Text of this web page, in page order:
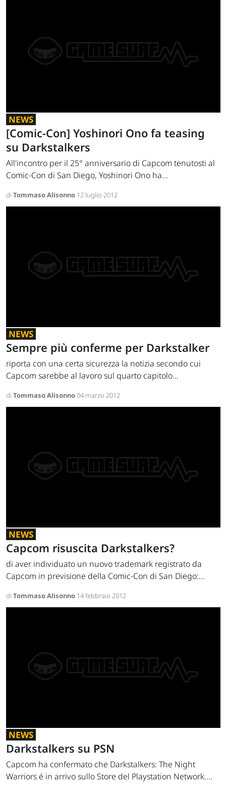
NEWS
[Comic-Con] Yoshinori Ono fa teasing
su Darkstalkers
All'incontro per il 25° anniversario di Capcom tenutosti al
Comic-Con di San Diego, Yoshinori Ono ha...
di Tommaso Alisonno 12 luglio 2012
NEWS
Sempre più conferme per Darkstalker
riporta con una certa sicurezza la notizia secondo cui
Capcom sarebbe al lavoro sul quarto capitolo...
di Tommaso Alisonno04 marzo 2012
NEWS
Capcom risuscita Darkstalkers?
di aver individuato un nuovo trademark registrato da
Capcom in previsione della Comic-Con di San Diego:...
di Tommaso Alisonno 14 febbraio 2012
NEWS
Darkstalkers su PSN
Capcom ha confermato che Darkstalkers: The Night
Warriors é in arrivo sullo Store del Playstation Network....